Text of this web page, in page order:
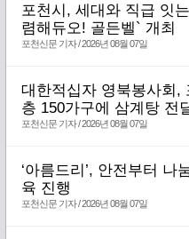
포천시, 세대와 직급 잇
렴해듀오! 골든벨` 개최
포천신문 기자 / 2026년 08월 07일
대한적십자 영북봉사회,
층 150가구에 삼계탕 전
포천신문 기자 / 2026년 08월 07일
‘아름드리’, 안전부터 나
육 진행
포천신문 기자 / 2026년 08월 07일